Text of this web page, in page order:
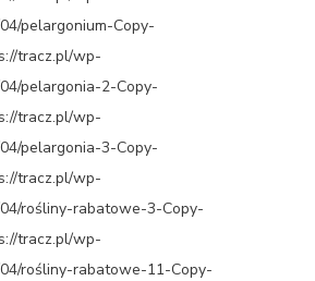
pelargonium-Copy-
tracz.pl/wp-
pelargonia-2-Copy-
tracz.pl/wp-
pelargonia-3-Copy-
tracz.pl/wp-
rośliny-rabatowe-3-Copy-
tracz.pl/wp-
rośliny-rabatowe-11-Copy-